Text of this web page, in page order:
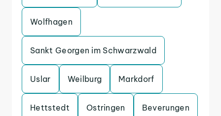
Wolfhagen
Sankt Georgen im Schwarzwald
Uslar Weilburg Markdorf
Hettstedt Ostringen Beverungen